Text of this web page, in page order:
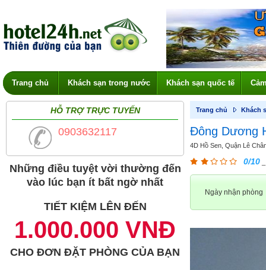
Trang chủ Khách sạn trong nước Khách sạn quốc tế
HỖ TRỢ TRỰC TUYẾN
0903632117
Những điều tuyệt vời thường đến
vào lúc bạn ít bất ngờ nhất
TIẾT KIỆM LÊN ĐẾN
1.000.000 VNĐ
CHO ĐƠN ĐẶT PHÒNG CỦA BẠN
Trang chủ Khách
Đông Dương
4D Hồ Sen, Quận Lê
0/10
Ngày nhận phòng